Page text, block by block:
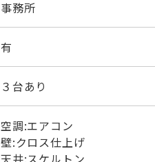
事務所
有
３台あり
空調:エアコン
壁:クロス仕上げ
天井:スケルトン